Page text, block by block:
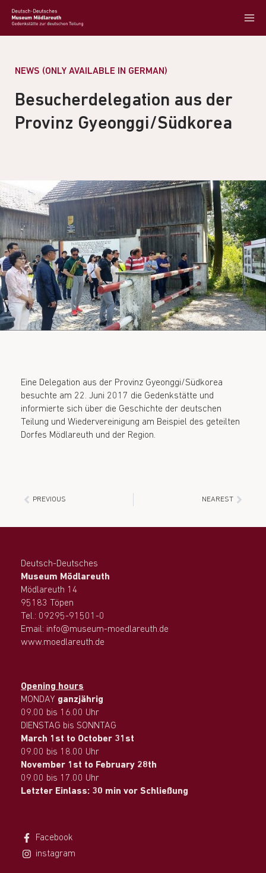
NEWS (ONLY AVAILABLE IN GERMAN)
Besucherdelegation aus der
Provinz Gyeonggi/Südkorea
Eine Delegation aus der Provinz Gyeonggi/Südkorea
besuchte am 22. Juni 2017 die Gedenkstätte und
informierte sich über die Geschichte der deutschen
Teilung und Wiedervereinigung am Beispiel des geteilten
Dorfes Mödlareuth und der Region.
PREVIOUS NEAREST
Deutsch-Deutsches
Museum Mödlareuth
Mödlareuth 14
95183 Töpen
Tel.: 09295-91501-0
Email: info@museum-moedlareuth.de
www.moedlareuth.de
Opening hours
MONDAY ganzjährig
09.00 bis 16.00 Uhr
DIENSTAG bis SONNTAG
March 1st to October 31st
09.00 bis 18.00 Uhr
November 1st to February 28th
09.00 bis 17.00 Uhr
Letzter Einlass: 30 min vor Schließung
Facebook
instagram